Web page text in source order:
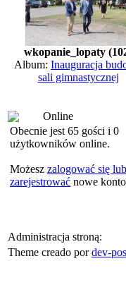
wkopanie_lopaty
Album: Inauguracja
sali gimnastycznej
Online
Obecnie jest 65 gości i 0
użytkowników online.
Możesz zalogować się lub
zarejestrować nowe
Administracja stroną:
Theme creado pordev-